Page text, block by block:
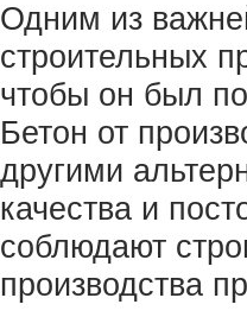
Одним из
строительных
чтобы он был
Бетон от
другими
качества и
соблюдают
производства